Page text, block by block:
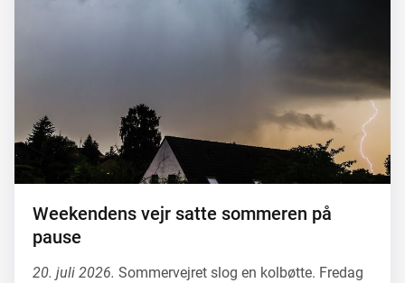
Weekendens vejr satte sommeren på
pause
20. juli 2026. Sommervejret slog en kolbøtte. Fredag